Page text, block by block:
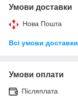
Умови доставки
Нова Пошта
Всі умови доставки
Умови оплати
Післяплата